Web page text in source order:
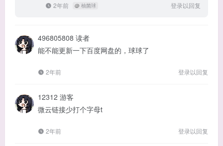
2年前 @ 柚菌球 登录以回复
496805808 读者
能不能更新一下百度网盘的，球球了
2年前 登录以回复
12312 游客
微云链接少打个字母t
2年前 登录以回复